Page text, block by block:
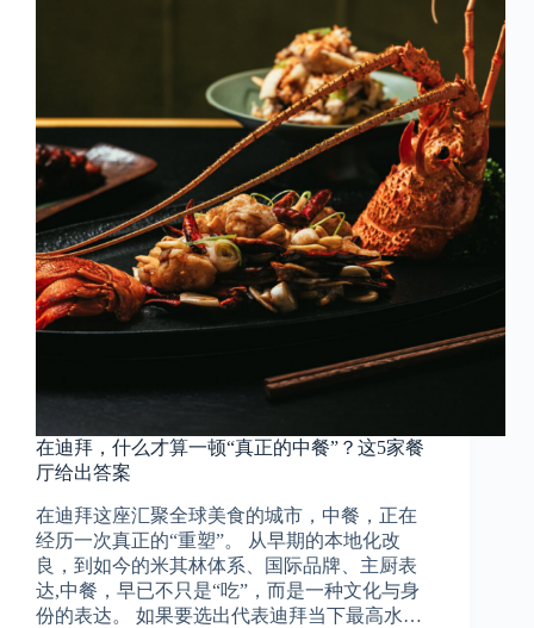
在迪拜，什么才算一顿“真正的中餐”？这5家餐
厅给出答案
在迪拜这座汇聚全球美食的城市，中餐，正在
经历一次真正的“重塑”。 从早期的本地化改
良，到如今的米其林体系、国际品牌、主厨表
达,中餐，早已不只是“吃”，而是一种文化与身
份的表达。 如果要选出代表迪拜当下最高水…